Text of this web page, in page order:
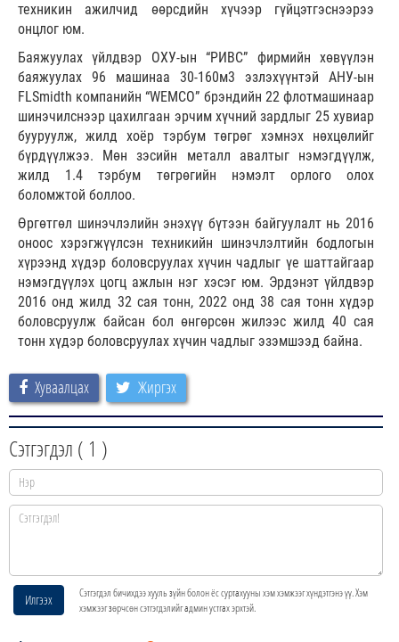
техникин ажилчид өөрсдийн хүчээр гүйцэтгэснээрээ
онцлог юм.
Баяжуулах үйлдвэр ОХУ-ын “РИВС” фирмийн хөвүүлэн
баяжуулах 96 машинаа 30-160м3 эзлэхүүнтэй АНУ-ын
FLSmidth компанийн “WEMCO” брэндийн 22 флотмашинаар
шинэчилснээр цахилгаан эрчим хүчний зардлыг 25 хувиар
бууруулж, жилд хоёр тэрбум төгрөг хэмнэх нөхцөлийг
бүрдүүлжээ. Мөн зэсийн металл авалтыг нэмэгдүүлж,
жилд 1.4 тэрбум төгрөгийн нэмэлт орлого олох
боломжтой боллоо.
Өргөтгөл шинэчлэлийн энэхүү бүтээн байгуулалт нь 2016
оноос хэрэгжүүлсэн техникийн шинэчлэлтийн бодлогын
хүрээнд хүдэр боловсруулах хүчин чадлыг үе шаттайгаар
нэмэгдүүлэх цогц ажлын нэг хэсэг юм. Эрдэнэт үйлдвэр
2016 онд жилд 32 сая тонн, 2022 онд 38 сая тонн хүдэр
боловсруулж байсан бол өнгөрсөн жилээс жилд 40 сая
тонн хүдэр боловсруулах хүчин чадлыг эзэмшээд байна.
Хуваалцах Жиргэх
Сэтгэгдэл ( 1 )
Илгээх
Сэтгэгдэл бичихдээ хууль зүйн болон ёс суртахууны хэм хэмжээг хүндэтгэнэ үү. Хэм
хэмжээг зөрчсөн сэтгэгдэлийг админ устгах эрхтэй.